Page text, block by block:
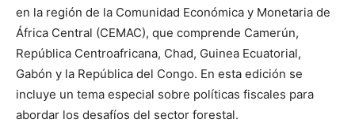
en la región de la Comunidad Económica y Monetaria de
África Central (CEMAC), que comprende Camerún,
República Centroafricana, Chad, Guinea Ecuatorial,
Gabón y la República del Congo. En esta edición se
incluye un tema especial sobre políticas fiscales para
abordar los desafíos del sector forestal.